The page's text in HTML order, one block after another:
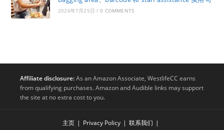
2026年7月25日 / 0 COMMENTS
Affiliate disclosure:As an Amazon Associate, WestlifeCC earns
from qualifying purchases. Amazon and Audible links may support
the site at no extra cost to you.
主页 Privacy Policy 联系我们